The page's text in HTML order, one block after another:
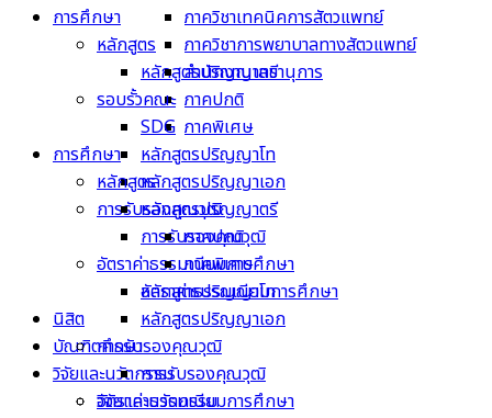
ภาควิชาเทคนิคการสัตวแพทย์
ภาควิชาการพยาบาลทางสัตวแพทย์
สำนักงานเลขานุการ
รอบรั้วคณะ
SDG
การศึกษา
หลักสูตร
หลักสูตรปริญญาตรี
ภาคปกติ
ภาคพิเศษ
หลักสูตรปริญญาโท
หลักสูตรปริญญาเอก
การรับรองคุณวุฒิ
การรับรองคุณวุฒิ
อัตราค่าธรรมเนียมการศึกษา
การศึกษา
หลักสูตร
หลักสูตรปริญญาตรี
ภาคปกติ
ภาคพิเศษ
หลักสูตรปริญญาโท
หลักสูตรปริญญาเอก
การรับรองคุณวุฒิ
การรับรองคุณวุฒิ
อัตราค่าธรรมเนียมการศึกษา
อัตราค่าธรรมเนียมการศึกษา
นิสิต
บัณฑิตศึกษา
วิจัยและนวัตกรรม
วิจัยและนวัตกรรม